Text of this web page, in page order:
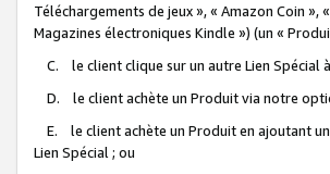
Téléchargements de jeux », « Amazon Coin
Magazines électroniques Kindle ») (un «
C. le client clique sur un autre Lien Spécial
D. le client achète un Produit via notre
E. le client achète un Produit en ajoutant
Lien Spécial ; ou